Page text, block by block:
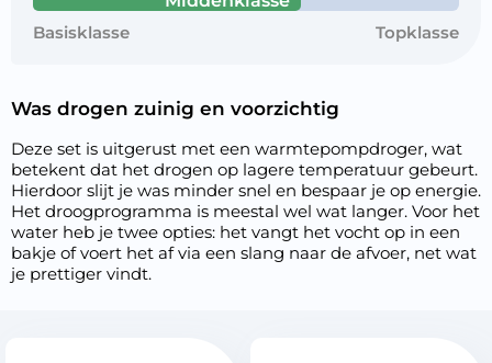
Basisklasse
Topklasse
Was drogen zuinig en voorzichtig
Deze set is uitgerust met een warmtepompdroger, wat
betekent dat het drogen op lagere temperatuur gebeurt.
Hierdoor slijt je was minder snel en bespaar je op energie.
Het droogprogramma is meestal wel wat langer. Voor het
water heb je twee opties: het vangt het vocht op in een
bakje of voert het af via een slang naar de afvoer, net wat
je prettiger vindt.